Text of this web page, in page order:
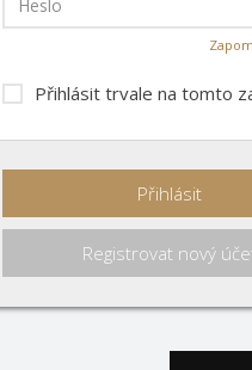
Heslo
Přihlásit trvale na tomto
Přihlásit
Registrovat nový